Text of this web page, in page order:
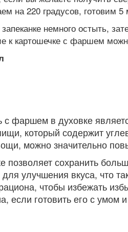
на 220 градусов, готовим 5
немного остыть,
к картошечке с фаршем
фаршем в духовке
который содержит
можно значительно
позволяет сохранить
улучшения вкуса, что
чтобы избежать
если готовить его с умом